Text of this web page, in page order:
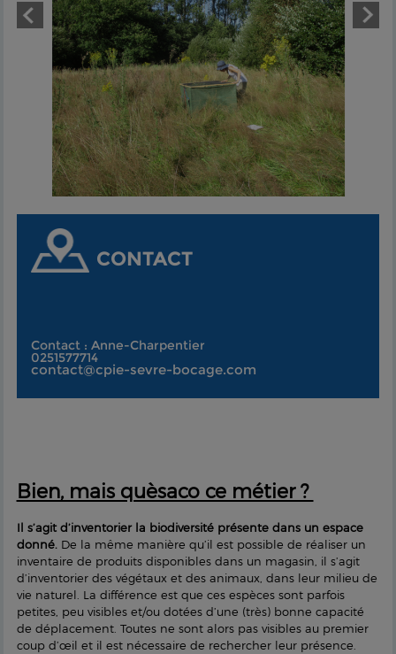
CONTACT
Contact : Anne-Charpentier
0251577714
contact@cpie-sevre-bocage.com
Bien, mais quèsaco ce métier ?
Il s’agit d’inventorier la biodiversité présente dans un espace
donné. De la même manière qu’il est possible de réaliser un
inventaire de produits disponibles dans un magasin, il s’agit
d’inventorier des végétaux et des animaux, dans leur milieu de
vie naturel. La différence est que ces espèces sont parfois
petites, peu visibles et/ou dotées d’une (très) bonne capacité
de déplacement. Toutes ne sont alors pas visibles au premier
coup d’œil et il est nécessaire de rechercher leur présence.